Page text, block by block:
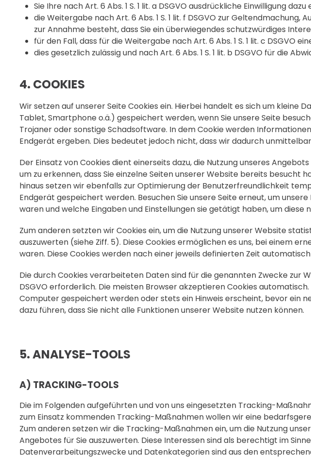
Sie Ihre nach Art. 6 Abs. 1 S. 1 lit. a DSGVO ausdrückliche Einwilligung
die Weitergabe nach Art. 6 Abs. 1 S. 1 lit. f DSGVO zur
zur Annahme besteht, dass Sie ein überwiegendes schutzwürdiges
für den Fall, dass für die Weitergabe nach Art. 6 Abs. 1 S. 1 lit. c DSGVO
dies gesetzlich zulässig und nach Art. 6 Abs. 1 S. 1 lit. b DSGVO für die
4. COOKIES
Wir setzen auf unserer Seite Cookies ein. Hierbei handelt es sich um
Tablet, Smartphone o.ä.) gespeichert werden, wenn Sie unsere Seite
Trojaner oder sonstige Schadsoftware. In dem Cookie werden
Endgerät ergeben. Dies bedeutet jedoch nicht, dass wir dadurch
Der Einsatz von Cookies dient einerseits dazu, die Nutzung unseres
um zu erkennen, dass Sie einzelne Seiten unserer Website bereits
hinaus setzen wir ebenfalls zur Optimierung der Benutzerfreundlichkeit
Endgerät gespeichert werden. Besuchen Sie unsere Seite erneut, um
waren und welche Eingaben und Einstellungen sie getätigt haben, um diese
Zum anderen setzten wir Cookies ein, um die Nutzung unserer Website
auszuwerten (siehe Ziff. 5). Diese Cookies ermöglichen es uns, bei einem
waren. Diese Cookies werden nach einer jeweils definierten Zeit
Die durch Cookies verarbeiteten Daten sind für die genannten Zwecke zur
DSGVO erforderlich. Die meisten Browser akzeptieren Cookies
Computer gespeichert werden oder stets ein Hinweis erscheint, bevor ein
dazu führen, dass Sie nicht alle Funktionen unserer Website nutzen können.
5. ANALYSE-TOOLS
A) TRACKING-TOOLS
Die im Folgenden aufgeführten und von uns eingesetzten Tracking-
zum Einsatz kommenden Tracking-Maßnahmen wollen wir eine
Zum anderen setzen wir die Tracking-Maßnahmen ein, um die Nutzung
Angebotes für Sie auszuwerten. Diese Interessen sind als berechtigt im
Datenverarbeitungszwecke und Datenkategorien sind aus den